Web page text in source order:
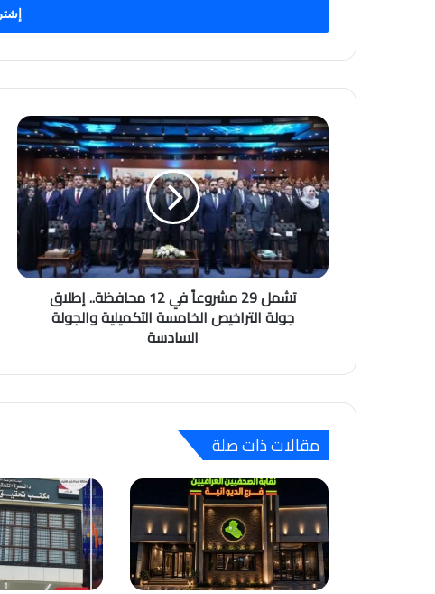
تشمل 29 مشروعاً في 12 محافظة.. إطلاق
جولة التراخيص الخامسة التكميلية والجولة
السادسة
مقالات ذات صلة